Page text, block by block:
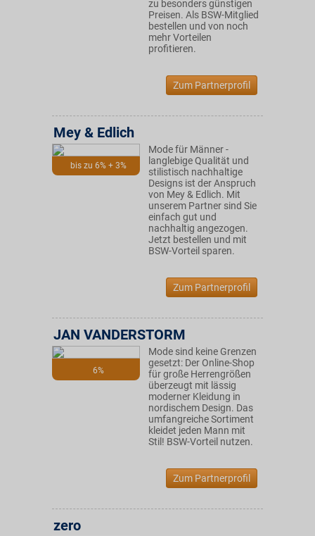
zu besonders günstigen
Preisen. Als BSW-Mitglied
bestellen und von noch
mehr Vorteilen
profitieren.
Zum Partnerprofil
bis zu 6% + 3%
Mey & Edlich
Mode für Männer -
langlebige Qualität und
stilistisch nachhaltige
Designs ist der Anspruch
von Mey & Edlich. Mit
unserem Partner sind Sie
einfach gut und
nachhaltig angezogen.
Jetzt bestellen und mit
BSW-Vorteil sparen.
Zum Partnerprofil
6%
JAN VANDERSTORM
Mode sind keine Grenzen
gesetzt: Der Online-Shop
für große Herrengrößen
überzeugt mit lässig
moderner Kleidung in
nordischem Design. Das
umfangreiche Sortiment
kleidet jeden Mann mit
Stil! BSW-Vorteil nutzen.
Zum Partnerprofil
zero